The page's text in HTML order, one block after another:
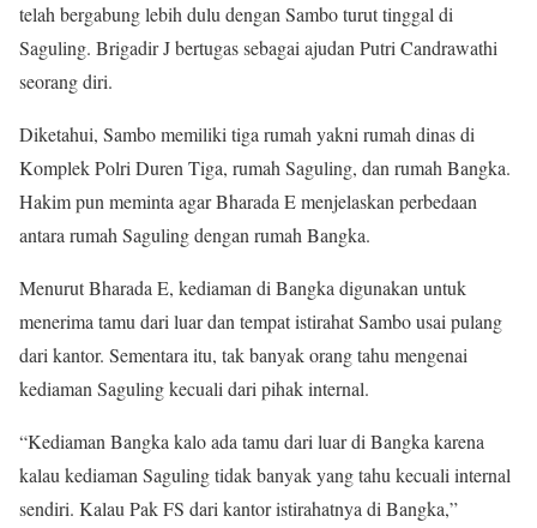
telah bergabung lebih dulu dengan Sambo turut tinggal di
Saguling. Brigadir J bertugas sebagai ajudan Putri Candrawathi
seorang diri.
Diketahui, Sambo memiliki tiga rumah yakni rumah dinas di
Komplek Polri Duren Tiga, rumah Saguling, dan rumah Bangka.
Hakim pun meminta agar Bharada E menjelaskan perbedaan
antara rumah Saguling dengan rumah Bangka.
Menurut Bharada E, kediaman di Bangka digunakan untuk
menerima tamu dari luar dan tempat istirahat Sambo usai pulang
dari kantor. Sementara itu, tak banyak orang tahu mengenai
kediaman Saguling kecuali dari pihak internal.
“Kediaman Bangka kalo ada tamu dari luar di Bangka karena
kalau kediaman Saguling tidak banyak yang tahu kecuali internal
sendiri. Kalau Pak FS dari kantor istirahatnya di Bangka,”